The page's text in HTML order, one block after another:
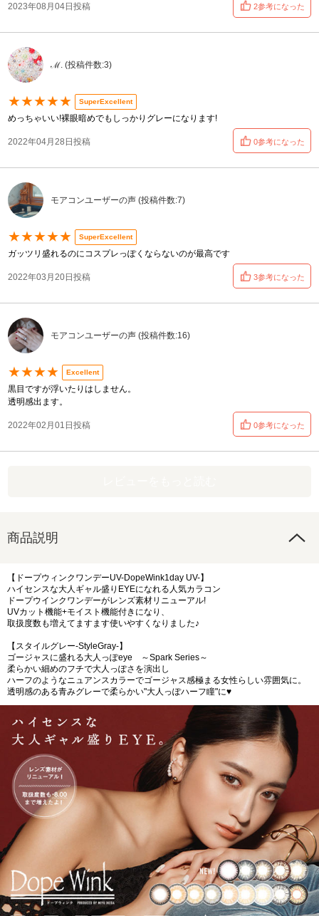
2023年08月04日投稿 2参考になった
ℳ. (投稿件数:3)
★★★★★ SuperExcellent
めっちゃいい!裸眼暗めでもしっかりグレーになります!
2022年04月28日投稿 0参考になった
モアコンユーザーの声 (投稿件数:7)
★★★★★ SuperExcellent
ガッツリ盛れるのにコスプレっぽくならないのが最高です
2022年03月20日投稿 3参考になった
モアコンユーザーの声 (投稿件数:16)
★★★★ Excellent
黒目ですが浮いたりはしません。
透明感出ます。
2022年02月01日投稿 0参考になった
商品説明
【ドープウィンクワンデーUV-DopeWink1day UV-】
ハイセンスな大人ギャル盛りEYEになれる人気カラコン
ドープウインクワンデーがレンズ素材リニューアル!
UVカット機能+モイスト機能付きになり、
取扱度数も増えてますます使いやすくなりました♪
【スタイルグレー-StyleGray-】
ゴージャスに盛れる大人っぽeye ～Spark Series～
柔らかい細めのフチで大人っぽさを演出し
ハーフのようなニュアンスカラーでゴージャス感極まる女性らしい雰囲気に。
透明感のある青みグレーで柔らかい"大人っぽハーフ瞳"に♥